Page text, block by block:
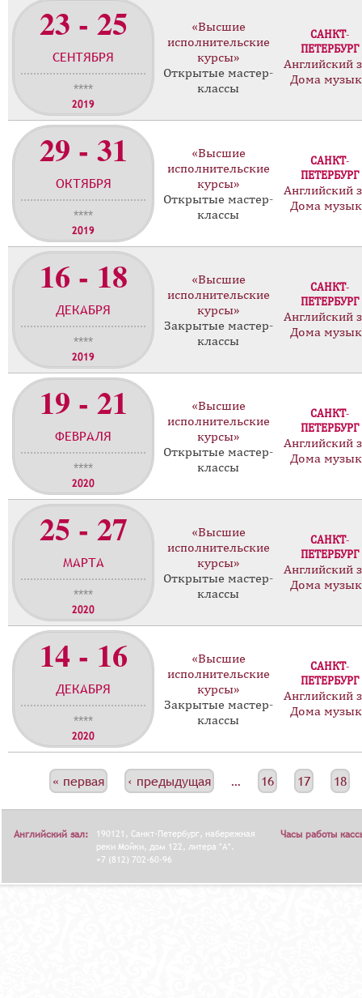
23 - 25
СЕНТЯБРЯ
****
2019
«Высшие
исполнительские
курсы»
Открытые мастер-
классы
САНКТ-
ПЕТЕРБУРГ
Английский
Дома
29 - 31
ОКТЯБРЯ
****
2019
«Высшие
исполнительские
курсы»
Открытые мастер-
классы
САНКТ-
ПЕТЕРБУРГ
Английский
Дома
16 - 18
ДЕКАБРЯ
****
2019
«Высшие
исполнительские
курсы»
Закрытые мастер-
классы
САНКТ-
ПЕТЕРБУРГ
Английский
Дома
19 - 21
ФЕВРАЛЯ
****
2020
«Высшие
исполнительские
курсы»
Открытые мастер-
классы
САНКТ-
ПЕТЕРБУРГ
Английский
Дома
25 - 27
МАРТА
****
2020
«Высшие
исполнительские
курсы»
Открытые мастер-
классы
САНКТ-
ПЕТЕРБУРГ
Английский
Дома
14 - 16
ДЕКАБРЯ
****
2020
«Высшие
исполнительские
курсы»
Закрытые мастер-
классы
САНКТ-
ПЕТЕРБУРГ
Английский
Дома
Р
И
« первая ‹ предыдущая … 16 17 18
Английский зал:
190121, Санкт-Петербург, набережная
реки Мойки, дом 122, литера "А".
+7 (812) 702-60-96
Часы работы